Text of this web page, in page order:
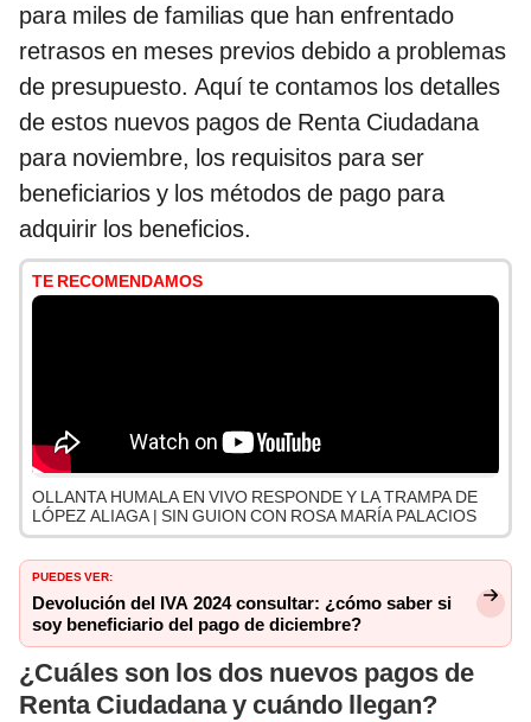
para miles de familias que han enfrentado
retrasos en meses previos debido a problemas
de presupuesto. Aquí te contamos los detalles
de estos nuevos pagos de Renta Ciudadana
para noviembre, los requisitos para ser
beneficiarios y los métodos de pago para
adquirir los beneficios.
TE RECOMENDAMOS
OLLANTA HUMALA EN VIVO RESPONDE Y LA TRAMPA DE
LÓPEZ ALIAGA | SIN GUION CON ROSA MARÍA PALACIOS
PUEDES VER:
Devolución del IVA 2024 consultar: ¿cómo saber si
soy beneficiario del pago de diciembre?
¿Cuáles son los dos nuevos pagos de
Renta Ciudadana y cuándo llegan?